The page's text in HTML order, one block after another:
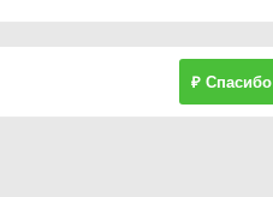
₽ Спасибо